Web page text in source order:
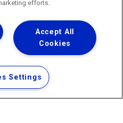
2026 - Todos os Direitos Reservados.
de Sites e Aplicativos
e Proteção de Dados
efforts.
Accept All
Cookies
Settings